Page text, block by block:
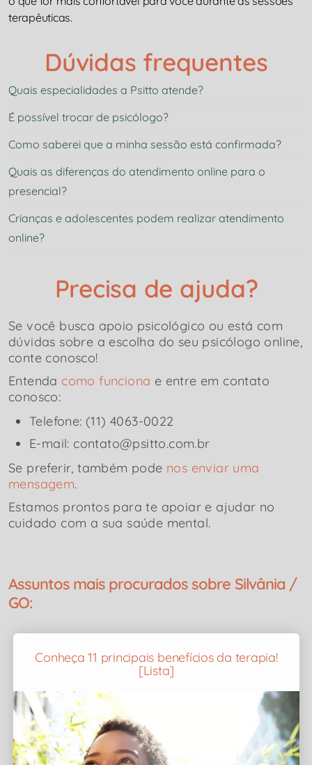
terapêuticas.
Dúvidas frequentes
Quais especialidades a Psitto atende?
É possível trocar de psicólogo?
Como saberei que a minha sessão está confirmada?
Quais as diferenças do atendimento online para o
presencial?
Crianças e adolescentes podem realizar atendimento
online?
Precisa de ajuda?
Se você busca apoio psicológico ou está com
dúvidas sobre a escolha do seu psicólogo online,
conte conosco!
Entenda como funciona e entre em contato
conosco:
Telefone: (11) 4063-0022
E-mail: contato@psitto.com.br
Se preferir, também pode nos enviar uma
mensagem.
Estamos prontos para te apoiar e ajudar no
cuidado com a sua saúde mental.
Assuntos mais procurados sobre Silvânia /
GO:
Conheça 11 principais benefícios da terapia!
[Lista]